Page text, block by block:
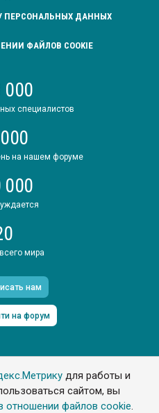
для работы и
сайтом, вы
отношении файлов cookie.
ПЕРСОНАЛЬНЫХ ДАННЫХ
ФАЙЛОВ COOKIE
000
специалистов
на нашем форуме
000
мира
нам
на форум
Все права защищены
сайта с обязательной
plastic.ru